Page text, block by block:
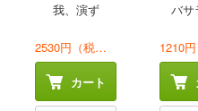
我、演ず
2530円（税込）
カート
バサ